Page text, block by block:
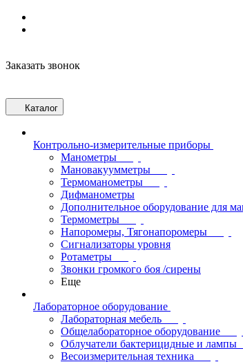
Заказать звонок
Каталог
Контрольно-измерительные приборы
Манометры
Мановакуумметры
Термоманометры
Дифманометры
Дополнительное оборудование для
Термометры
Напоромеры, Тягонапоромеры
Сигнализаторы уровня
Ротаметры
Звонки громкого боя /сирены
Еще
Лабораторное оборудование
Лабораторная мебель
Общелабораторное оборудование
Облучатели бактерицидные и лампы
Весоизмерительная техника